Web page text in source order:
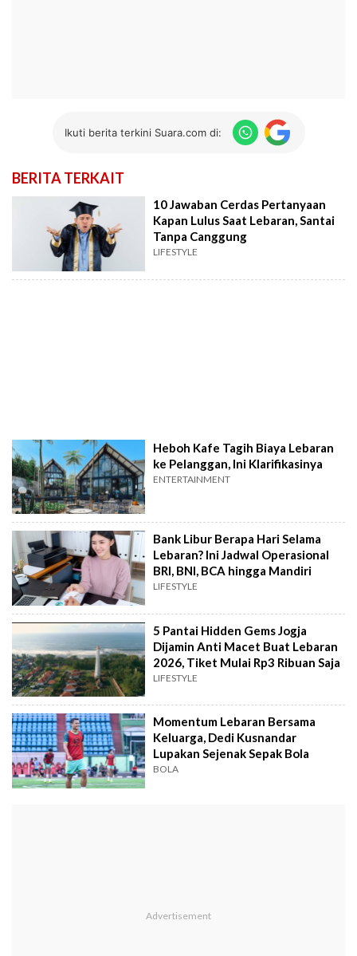
Ikuti berita terkini Suara.com di:
BERITA TERKAIT
10 Jawaban Cerdas Pertanyaan
Kapan Lulus Saat Lebaran, Santai
Tanpa Canggung
LIFESTYLE
Heboh Kafe Tagih Biaya Lebaran
ke Pelanggan, Ini Klarifikasinya
ENTERTAINMENT
Bank Libur Berapa Hari Selama
Lebaran? Ini Jadwal Operasional
BRI, BNI, BCA hingga Mandiri
LIFESTYLE
5 Pantai Hidden Gems Jogja
Dijamin Anti Macet Buat Lebaran
2026, Tiket Mulai Rp3 Ribuan Saja
LIFESTYLE
Momentum Lebaran Bersama
Keluarga, Dedi Kusnandar
Lupakan Sejenak Sepak Bola
BOLA